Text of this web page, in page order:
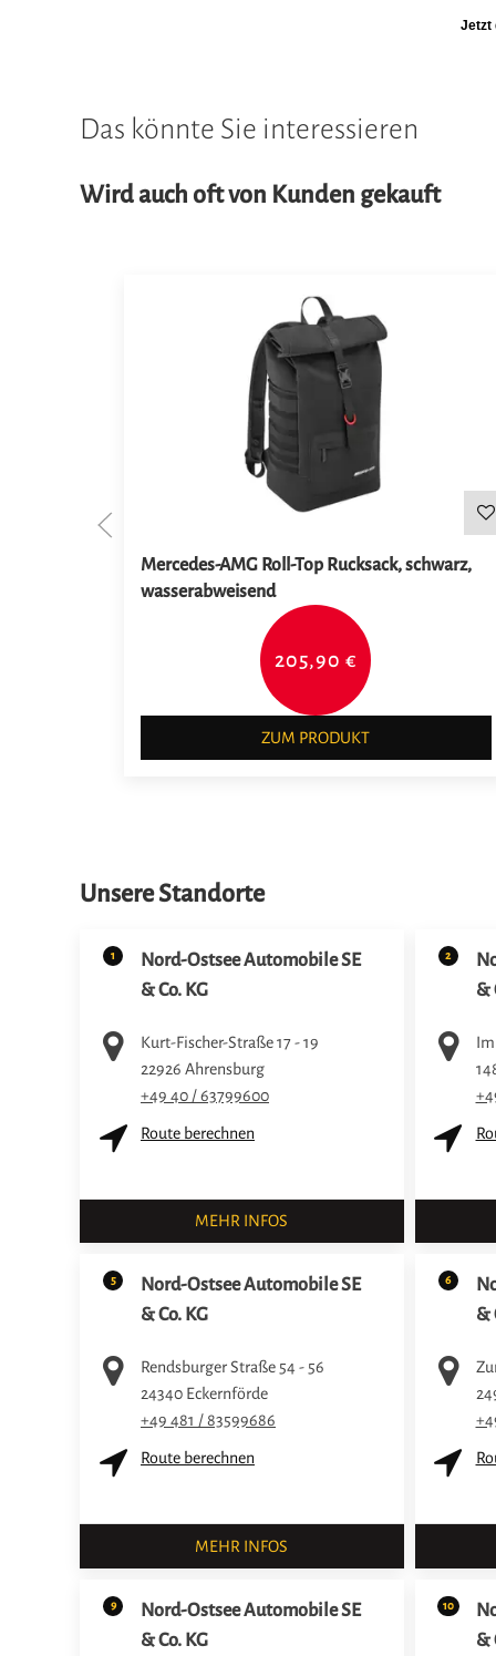
Jetzt
Das könnte Sie interessieren
Wird auch oft von Kunden gekauft
Mercedes-AMG Roll-Top Rucksack, schwarz,
wasserabweisend
205,90 €
ZUM PRODUKT
Unsere Standorte
1
Nord-Ostsee Automobile SE
& Co. KG
Kurt-Fischer-Straße 17 - 19
22926 Ahrensburg
+49 40 / 63799600
Route berechnen
MEHR INFOS
2
&
5
Nord-Ostsee Automobile SE
& Co. KG
Rendsburger Straße 54 - 56
24340 Eckernförde
+49 481 / 83599686
Route berechnen
MEHR INFOS
6
&
9
Nord-Ostsee Automobile SE
& Co. KG
10
&